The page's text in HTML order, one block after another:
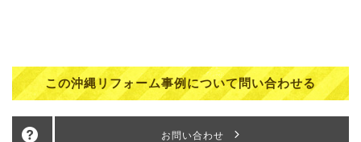
この沖縄リフォーム事例について問い合わせる
お問い合わせ